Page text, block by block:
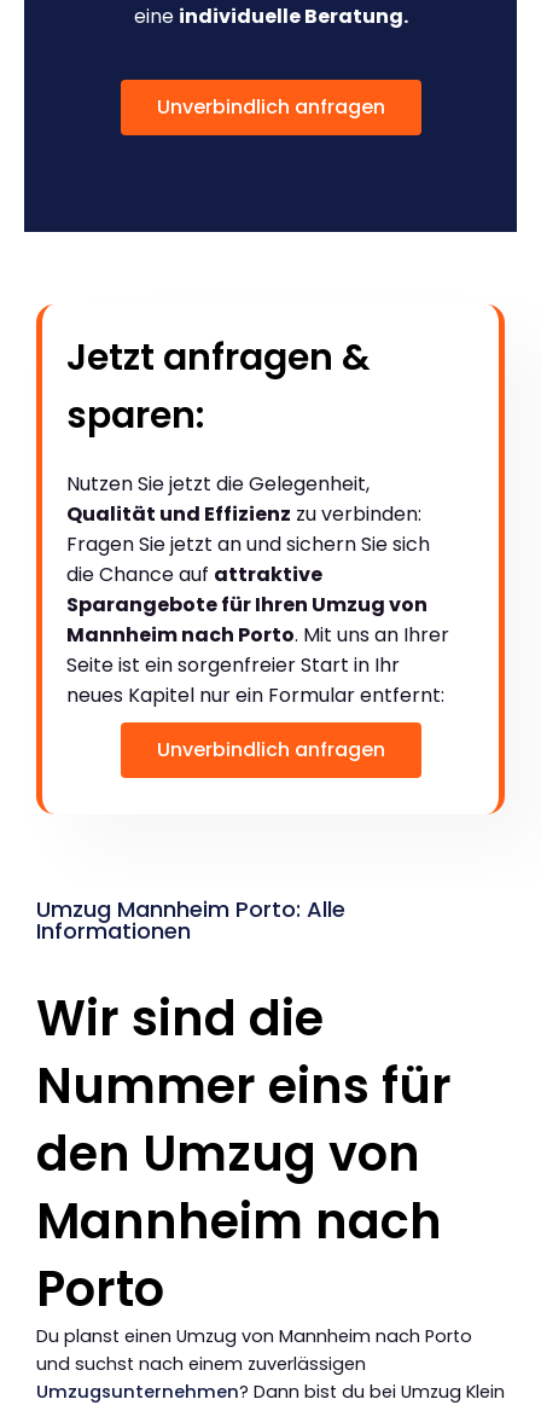
eine individuelle Beratung.
Unverbindlich anfragen
Jetzt anfragen &
sparen:
Nutzen Sie jetzt die Gelegenheit,
Qualität und Effizienz zu verbinden:
Fragen Sie jetzt an und sichern Sie sich
die Chance auf attraktive
Sparangebote für Ihren Umzug von
Mannheim nach Porto. Mit uns an Ihrer
Seite ist ein sorgenfreier Start in Ihr
neues Kapitel nur ein Formular entfernt:
Unverbindlich anfragen
Umzug Mannheim Porto: Alle
Informationen
Wir sind die
Nummer eins für
den Umzug von
Mannheim nach
Porto
Du planst einen Umzug von Mannheim nach Porto
und suchst nach einem zuverlässigen
Umzugsunternehmen? Dann bist du bei Umzug Klein